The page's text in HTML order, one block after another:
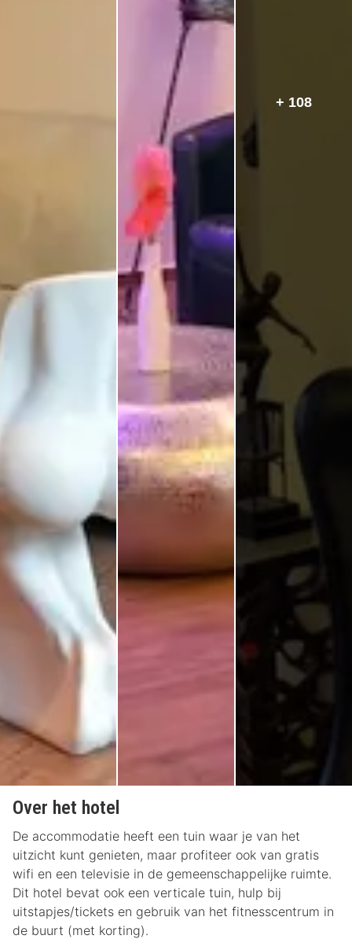
+ 108
Over het hotel
De accommodatie heeft een tuin waar je van het
uitzicht kunt genieten, maar profiteer ook van gratis
wifi en een televisie in de gemeenschappelijke ruimte.
Dit hotel bevat ook een verticale tuin, hulp bij
uitstapjes/tickets en gebruik van het fitnesscentrum in
de buurt (met korting).